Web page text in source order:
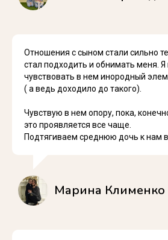
Отношения с сыном стали сильно
стал подходить и обнимать меня. Я
чувствовать в нем инородный
( а ведь доходило до такого).
Чувствую в нем опору, пока,
это проявляется все чаще.
Подтягиваем среднюю дочь к нам
Марина Клименко